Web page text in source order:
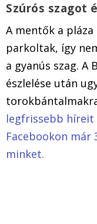
Szúrós szagot
A mentők a
parkoltak, így
a gyanús szag. A
észlelése után
legfrissebb híreit
Facebookon már
minket.